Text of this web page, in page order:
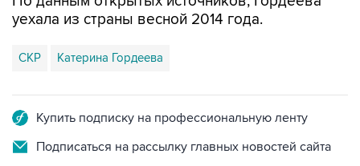
уехала из страны весной 2014 года.
СКР Катерина Гордеева
Купить подписку на профессиональную ленту
Подписаться на рассылку главных новостей сайта